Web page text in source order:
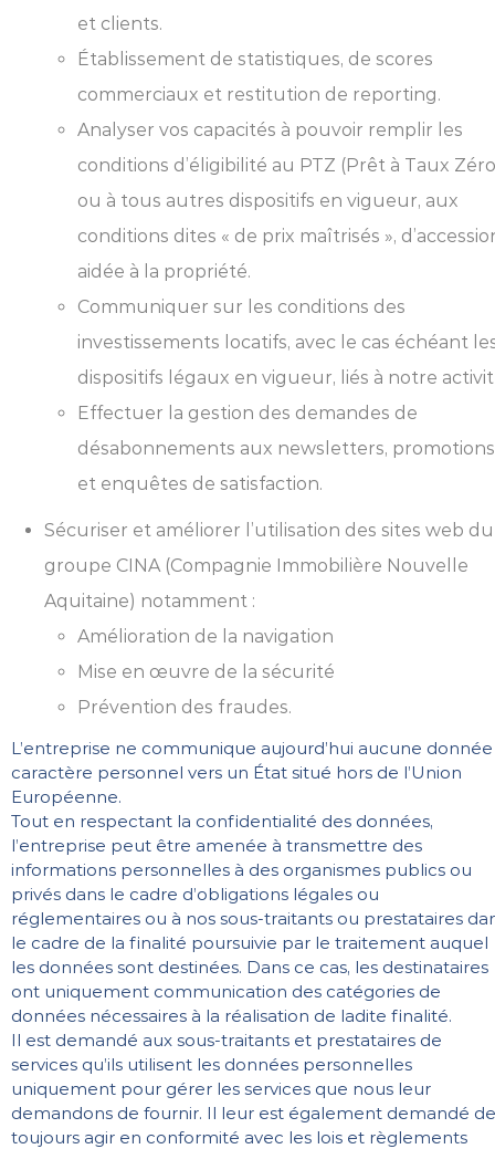
et clients.
Établissement de statistiques, de scores
commerciaux et restitution de reporting.
Analyser vos capacités à pouvoir remplir les
conditions d’éligibilité au PTZ (Prêt à Taux
ou à tous autres dispositifs en vigueur, aux
conditions dites « de prix maîtrisés »,
aidée à la propriété.
Communiquer sur les conditions des
investissements locatifs, avec le cas échéant
dispositifs légaux en vigueur, liés à notre
Effectuer la gestion des demandes de
désabonnements aux newsletters, promotions
et enquêtes de satisfaction.
Sécuriser et améliorer l’utilisation des sites web du
groupe CINA (Compagnie Immobilière Nouvelle
Aquitaine) notamment :
Amélioration de la navigation
Mise en œuvre de la sécurité
Prévention des fraudes.
L’entreprise ne communique aujourd’hui aucune
caractère personnel vers un État situé hors de l’Union
Européenne.
Tout en respectant la confidentialité des données,
l’entreprise peut être amenée à transmettre des
informations personnelles à des organismes publics ou
privés dans le cadre d’obligations légales ou
réglementaires ou à nos sous-traitants ou prestataires
le cadre de la finalité poursuivie par le traitement auquel
les données sont destinées. Dans ce cas, les destinataires
ont uniquement communication des catégories de
données nécessaires à la réalisation de ladite finalité.
Il est demandé aux sous-traitants et prestataires de
services qu’ils utilisent les données personnelles
uniquement pour gérer les services que nous leur
demandons de fournir. Il leur est également demandé de
toujours agir en conformité avec les lois et règlements